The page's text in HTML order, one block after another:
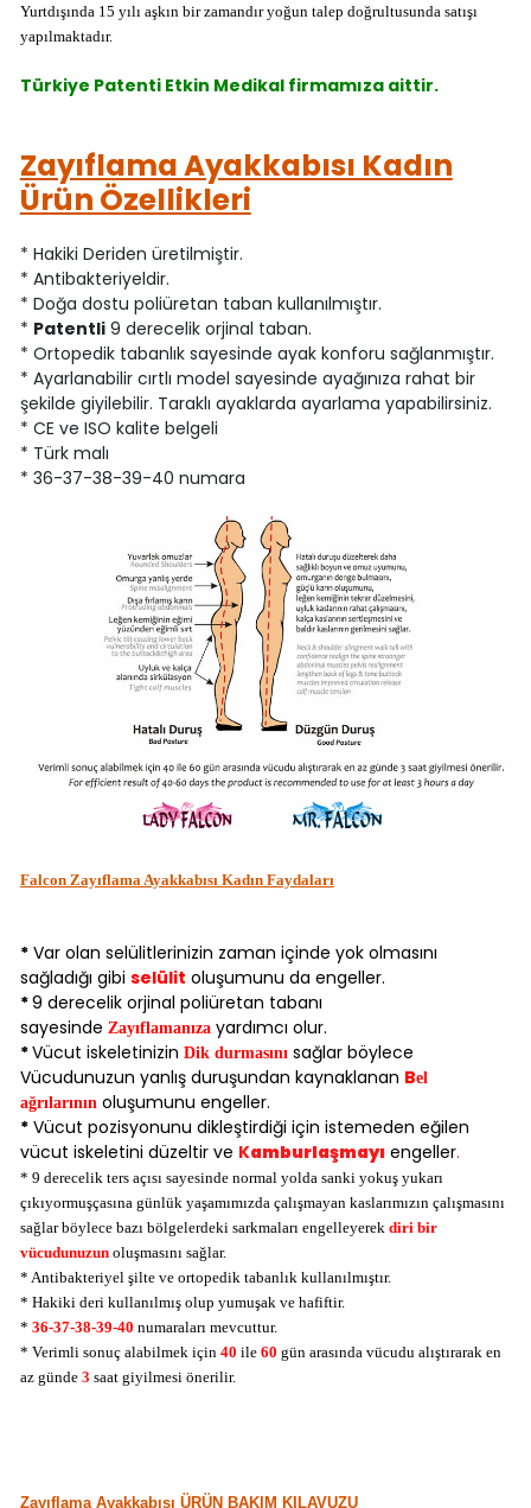
Yurtdışında 15 yılı aşkın bir zamandır yoğun talep doğrultusunda satışı
yapılmaktadır.
Türkiye Patenti Etkin Medikal firmamıza aittir.
Zayıflama Ayakkabısı Kadın
Ürün Özellikleri
* Hakiki Deriden üretilmiştir.
* Antibakteriyeldir.
* Doğa dostu poliüretan taban kullanılmıştır.
* Patentli9 derecelik orjinal taban.
* Ortopedik tabanlık sayesinde ayak konforu sağlanmıştır.
* Ayarlanabilir cırtlı model sayesinde ayağınıza rahat bir
şekilde giyilebilir. Taraklı ayaklarda ayarlama yapabilirsiniz.
* CE ve ISO kalite belgeli
* Türk malı
* 36-37-38-39-40 numara
Falcon Zayıflama Ayakkabısı Kadın Faydaları
* Var olan selülitlerinizin zaman içinde yok olmasını
sağladığı gibi selülit oluşumunu da engeller.
*9 derecelik orjinal poliüretan tabanı
sayesinde Zayıflamanızayardımcı olur.
*Vücut iskeletinizin Dik durmasınısağlar böylece
Vücudunuzun yanlış duruşundan kaynaklanan Bel
ağrılarınınoluşumunu engeller.
* Vücut pozisyonunu dikleştirdiği için istemeden eğilen
vücut iskeletini düzeltir ve Kamburlaşmayı engeller.
* 9 derecelik ters açısı sayesinde normal yolda sanki yokuş yukarı
çıkıyormuşçasına günlük yaşamımızda çalışmayan kaslarımızın çalışmasını
sağlar böylece bazı bölgelerdeki sarkmaları engelleyerek diri bir
vücudunuzunoluşmasını sağlar.
* Antibakteriyel şilte ve ortopedik tabanlık kullanılmıştır.
* Hakiki deri kullanılmış olup yumuşak ve hafiftir.
* 36-37-38-39-40 numaraları mevcuttur.
* Verimli sonuç alabilmek için 40 ile 60 gün arasında vücudu alıştırarak en
az günde 3 saat giyilmesi önerilir.
Zayıflama Ayakkabısı ÜRÜN BAKIM KILAVUZU